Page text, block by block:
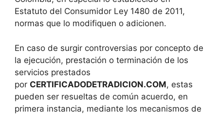
Estatuto del Consumidor Ley 1480 de 2011,
normas que lo modifiquen o adicionen.
En caso de surgir controversias por concepto de
la ejecución, prestación o terminación de los
servicios prestados
por CERTIFICADODETRADICION.COM, estas
pueden ser resueltas de común acuerdo, en
primera instancia, mediante los mecanismos de